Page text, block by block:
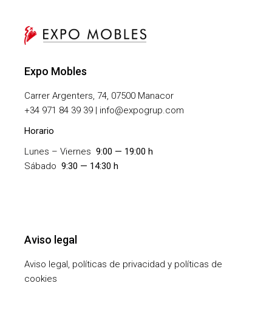
Expo Mobles
Carrer Argenters, 74, 07500 Manacor
+34 971 84 39 39 | info@expogrup.com
Horario
Lunes – Viernes9:00 — 19:00 h
Sábado9:30 — 14:30 h
Aviso legal
Aviso legal, políticas de privacidad y políticas de
cookies